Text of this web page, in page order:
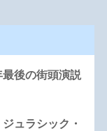
最後の街頭演説
ュラシック・